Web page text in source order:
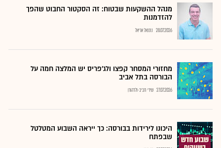
מנהל ההשקעות שבטוח: זה הסקטור החבוט שהפך
להזדמנות
28.07.2026 נתנאל אריאל
מחזורי המסחר קפצו ולג'פריס יש המלצה חמה על
הבורסה בתל אביב
27.07.2026 שירי חביב-ולדהורן
היכונו לירידות בבורסה: כך ייראה השבוע המטלטל
שבפתח